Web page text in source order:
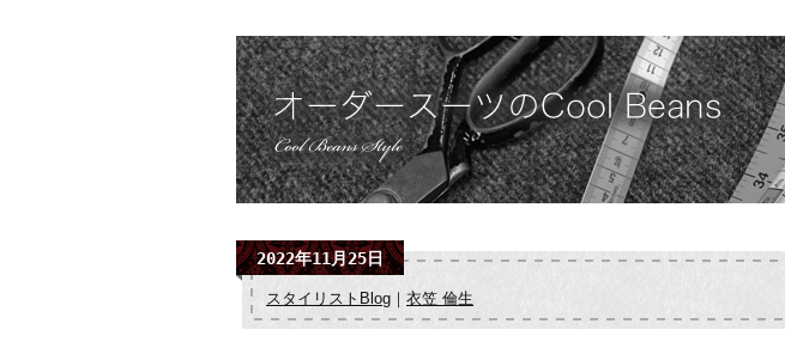
2022年11月25日
スタイリストBlog ｜ 衣笠 倫生